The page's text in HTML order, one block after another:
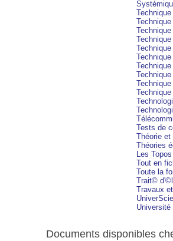
Tests de
Théorie et
Théories
Les
Tout en
Toute la
Trait©
Travaux
Documents disponibles